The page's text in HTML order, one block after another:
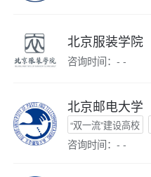
北京服装学院
咨询时间：- -
北京邮电大学
“双一流”建设高校
咨询时间：- -